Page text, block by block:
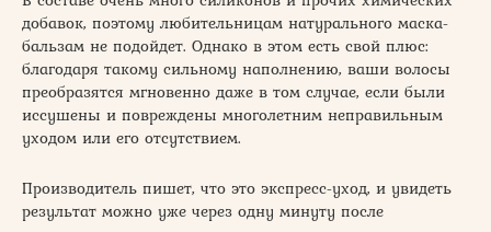
добавок, поэтому любительницам натурального маска-
бальзам не подойдет. Однако в этом есть свой плюс:
благодаря такому сильному наполнению, ваши волосы
преобразятся мгновенно даже в том случае, если были
иссушены и повреждены многолетним неправильным
уходом или его отсутствием.
Производитель пишет, что это экспресс-уход, и увидеть
результат можно уже через одну минуту после